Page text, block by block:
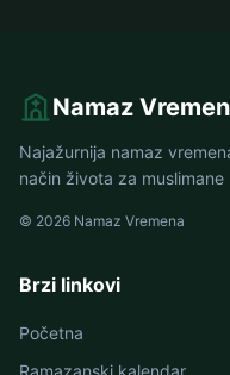
Namaz
Najažurnija namaz
način života za muslimane
© 2026 Namaz Vremena
Brzi linkovi
Početna